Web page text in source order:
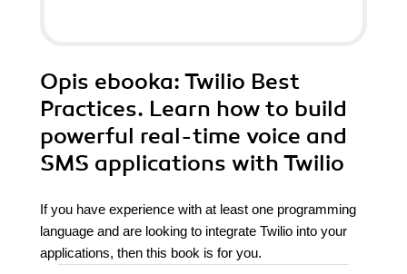
Opis ebooka: Twilio Best
Practices. Learn how to build
powerful real-time voice and
SMS applications with Twilio
If you have experience with at least one programming
language and are looking to integrate Twilio into your
applications, then this book is for you.